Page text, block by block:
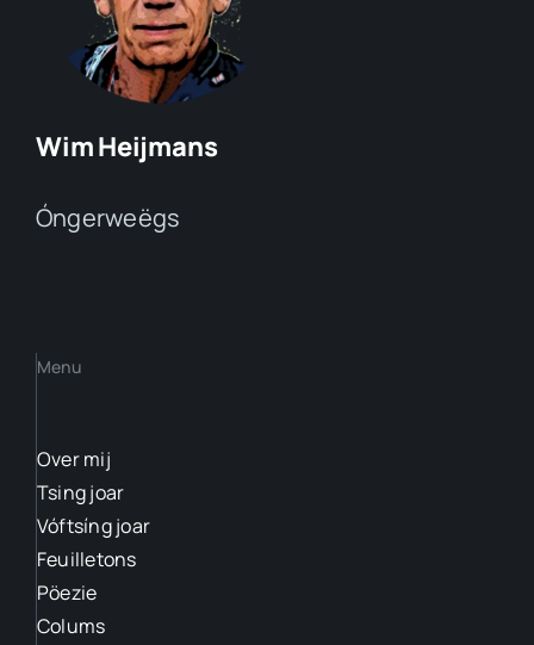
Wim Heijmans
Óngerweëgs
Menu
Over mij
Tsing joar
Vóftsíng joar
Feuilletons
Pöezie
Colums